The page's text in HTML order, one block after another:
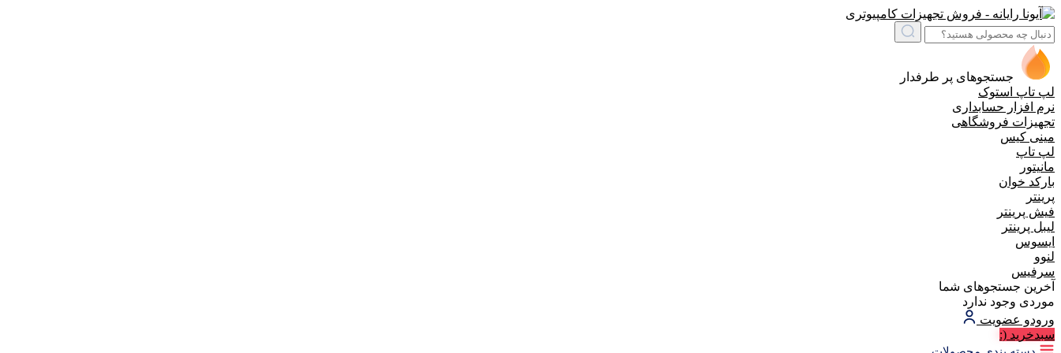
جستجوهای پر طرفدار
لپ تاپ استوک
نرم افزار حسابداری
تجهیزات فروشگاهی
مینی کیس
لپ تاپ
مانیتور
بارکد خوان
پرینتر
فیش پرینتر
لیبل پرینتر
ایسوس
لنوو
سرفیس
آخرین جستجوهای شما
موردی وجود ندارد
ورودو عضویت
سبد‌خرید (: